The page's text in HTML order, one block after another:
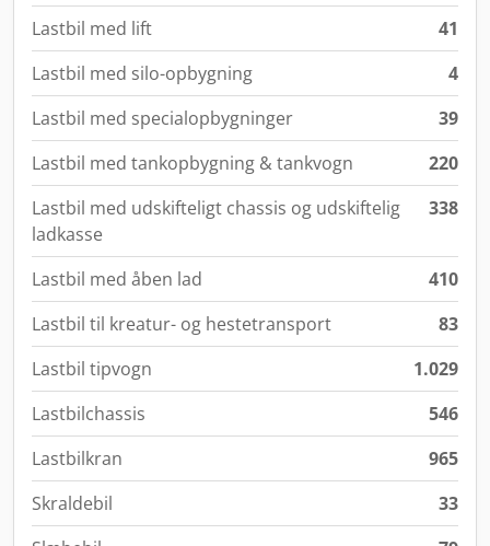
Lastbil med lift
41
Lastbil med silo-opbygning
4
Lastbil med specialopbygninger
39
Lastbil med tankopbygning & tankvogn
220
Lastbil med udskifteligt chassis og udskiftelig
ladkasse
338
Lastbil med åben lad
410
Lastbil til kreatur- og hestetransport
83
Lastbil tipvogn
1.029
Lastbilchassis
546
Lastbilkran
965
Skraldebil
33